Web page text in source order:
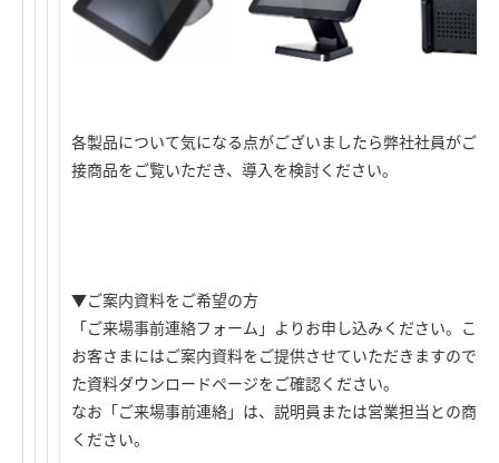
各製品について気になる点がございましたら弊社社員がご
接商品をご覧いただき、導入を検討ください。
▼ご案内資料をご希望の方
「ご来場事前連絡フォーム」よりお申し込みください。こ
お客さまにはご案内資料をご提供させていただきますので
た資料ダウンロードページをご確認ください。
なお「ご来場事前連絡」は、説明員または営業担当との商
ください。